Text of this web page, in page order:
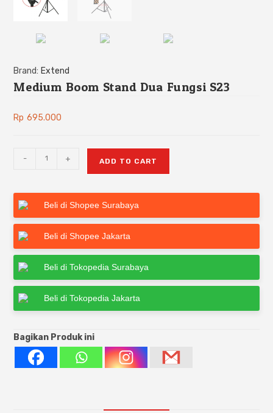
Brand: Extend
Medium Boom Stand Dua Fungsi S23
Rp 695.000
- + ADD TO CART
Beli di Shopee Surabaya
Beli di Shopee Jakarta
Beli di Tokopedia Surabaya
Beli di Tokopedia Jakarta
Bagikan Produk ini